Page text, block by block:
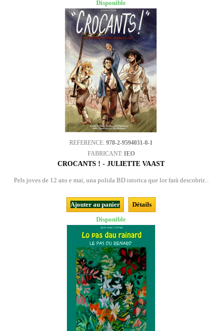
Disponible
REFERENCE: 978-2-9594031-0-1
FABRICANT: IEO
CROCANTS ! - JULIETTE VAAST
Pels joves de 12 ans e mai, una polida BD istorica que lor farà descobrir...
Ajouter au panier
Détails
Disponible